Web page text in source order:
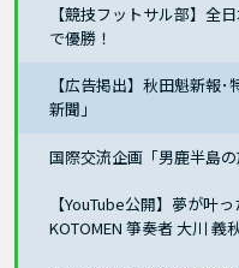
【競技フットサル部】全
で優勝！
【広告掲出】秋田魁新報
新聞」
国際交流企画「男鹿半島
【YouTube公開】夢が叶
KOTOMEN 箏奏者 大川 義